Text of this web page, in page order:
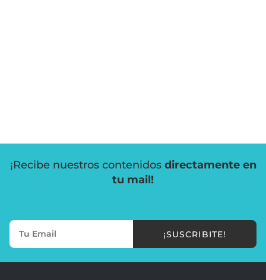
¡Recibe nuestros contenidos directamente en
tu mail!
¡SUSCRIBITE!